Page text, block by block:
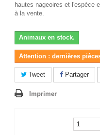
hautes nageoires et l'espèce
à la vente.
Animaux en stock.
Attention : dernières
Tweet Partager
Imprimer